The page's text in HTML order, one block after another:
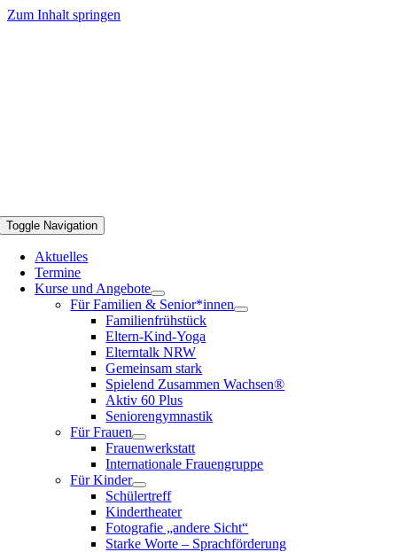
Zum Inhalt springen
Toggle Navigation
Aktuelles
Termine
Kurse und Angebote
Für Familien & Senior*innen
Familienfrühstück
Eltern-Kind-Yoga
Elterntalk NRW
Gemeinsam stark
Spielend Zusammen Wachsen®
Aktiv 60 Plus
Seniorengymnastik
Für Frauen
Frauenwerkstatt
Internationale Frauengruppe
Für Kinder
Schülertreff
Kindertheater
Fotografie „andere Sicht“
Starke Worte – Sprachförderung